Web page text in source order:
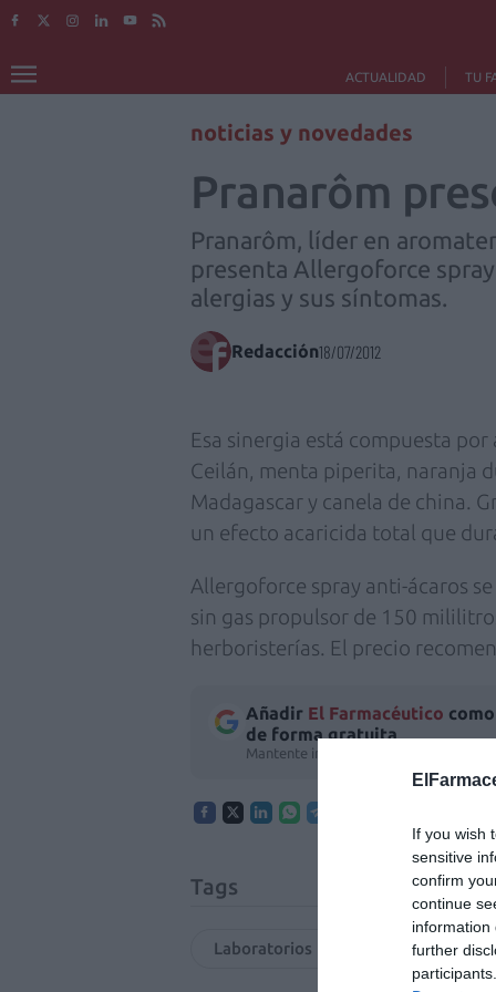
If you wish
sensitive
confirm
continue
information
further
ACTUALIDAD TU
noticias y novedades
Pranarôm
Pranarôm, líder en
presenta Allergoforce
alergias y sus síntomas.
Redacción18/07/2012
Esa sinergia está compuesta
Ceilán, menta piperita, naranja
Madagascar y canela de china.
un efecto acaricida total que
Allergoforce spray anti-ácaros
sin gas propulsor de 150
herboristerías. El precio
Añadir El Farmacéutico
de forma gratuita
Mantente informado con las últimas
Tags
Laboratorios Pranarôm